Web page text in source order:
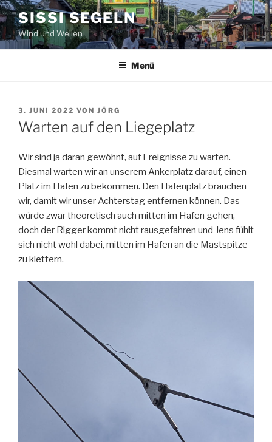
Zum
Inhalt
springen
SISSI SEGELN
Wind und Wellen
Menü
VERÖFFENTLICHT
AM
3. JUNI 2022 VON JÖRG
Warten auf den Liegeplatz
Wir sind ja daran gewöhnt, auf Ereignisse zu warten.
Diesmal warten wir an unserem Ankerplatz darauf, einen
Platz im Hafen zu bekommen. Den Hafenplatz brauchen
wir, damit wir unser Achterstag entfernen können. Das
würde zwar theoretisch auch mitten im Hafen gehen,
doch der Rigger kommt nicht rausgefahren und Jens fühlt
sich nicht wohl dabei, mitten im Hafen an die Mastspitze
zu klettern.